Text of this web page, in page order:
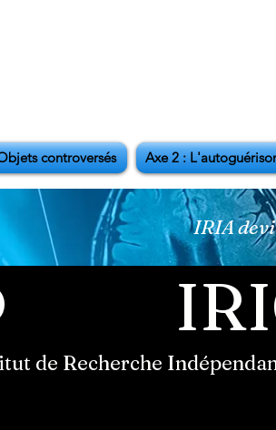
controversés Axe 2 :
IRIA
de Recherche